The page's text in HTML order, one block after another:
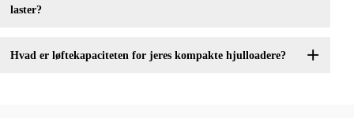
laster?
Hvad er løftekapaciteten for jeres kompakte hjulloadere?